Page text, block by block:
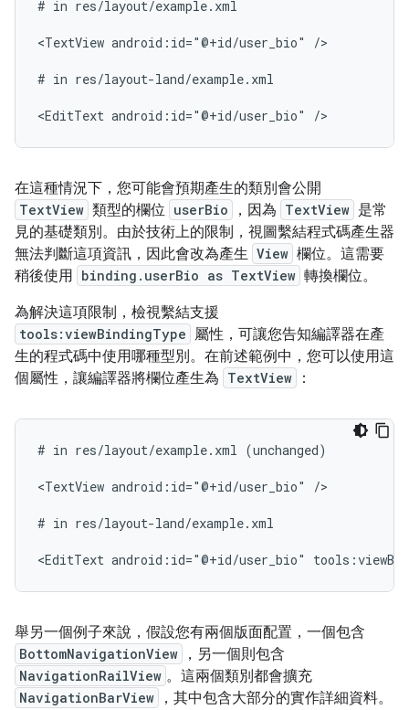
# in res/layout/example.xml
<TextView android:id="@+id/user_bio" />
# in res/layout-land/example.xml
<EditText android:id="@+id/user_bio"
在這種情況下，您可能會預期產生的類別會公開
TextView 類型的欄位 userBio ，因為 TextView 是常
見的基礎類別。由於技術上的限制，視圖繫結程式碼產生器
無法判斷這項資訊，因此會改為產生 View 欄位。這需要
稍後使用 binding.userBio as TextView 轉換欄位。
為解決這項限制，檢視繫結支援
tools:viewBindingType 屬性，可讓您告知編譯器在產
生的程式碼中使用哪種型別。在前述範例中，您可以使用這
個屬性，讓編譯器將欄位產生為 TextView ：
# in res/layout/example.xml (unchanged)
<TextView android:id="@+id/user_bio" />
# in res/layout-land/example.xml
<EditText android:id="@+id/user_bio"
舉另一個例子來說，假設您有兩個版面配置，一個包含
BottomNavigationView ，另一個則包含
NavigationRailView 。這兩個類別都會擴充
NavigationBarView
，其中包含大部分的實作詳細資料。